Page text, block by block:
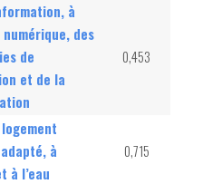
à
numérique, des
de
et de la
0,453
à
à l’eau
0,715